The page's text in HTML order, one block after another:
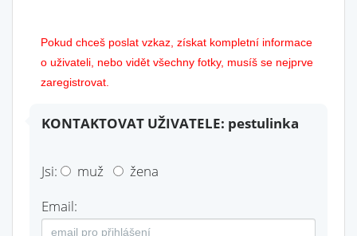
Pokud chceš poslat vzkaz, získat kompletní informace
o uživateli, nebo vidět všechny fotky, musíš se nejprve
zaregistrovat.
KONTAKTOVAT UŽIVATELE: pestulinka
Jsi: muž
žena
Email: